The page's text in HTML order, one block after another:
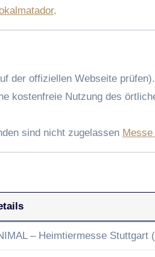
.
der offiziellen Webseite prüfen).
kostenfreie Nutzung des
sind nicht zugelassen
– Heimtiermesse Stuttgart